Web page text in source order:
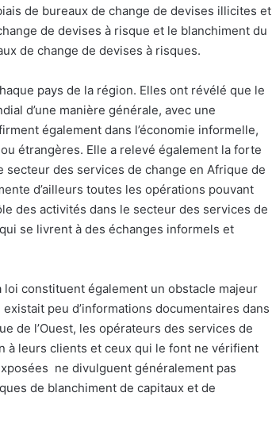
de bureaux de change de devises illicites et
de devises à risque et le blanchiment du
de change de devises à risques.
pays de la région. Elles ont révélé que le
d’une manière générale, avec une
également dans l’économie informelle,
ou étrangères. Elle a relevé également la forte
des services de change en Afrique de
d’ailleurs toutes les opérations pouvant
des activités dans le secteur des services de
se livrent à des échanges informels et
constituent également un obstacle majeur
peu d’informations documentaires dans
de l’Ouest, les opérateurs des services de
à leurs clients et ceux qui le font ne vérifient
ne divulguent généralement pas
de blanchiment de capitaux et de